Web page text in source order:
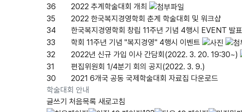
학술대회 안내
36
2022 추계학술대회 개최
35
2022 한국복지경영학회 춘계 학술대회 및 워크샵
34
한국복지경영학회 창립 11주년 기념 4행시 EVENT 발표
33
학회 11주년 기념 "복지경영" 4행시 이벤트
32
2022년 신규 가입 이사 간담회(2022. 3. 20. 19:30~)
31
편집위원회 1/4분기 회의 공지(2022. 3. 9.)
30
2021 6개국 공동 국제학술대회 자료집 다운로드
글쓰기 처음목록 새로고침